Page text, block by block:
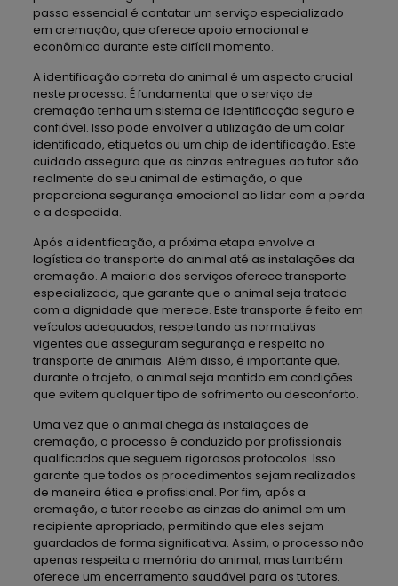
passo essencial é contatar um serviço especializado
em cremação, que oferece apoio emocional e
econômico durante este difícil momento.
A identificação correta do animal é um aspecto crucial
neste processo. É fundamental que o serviço de
cremação tenha um sistema de identificação seguro e
confiável. Isso pode envolver a utilização de um colar
identificado, etiquetas ou um chip de identificação. Este
cuidado assegura que as cinzas entregues ao tutor são
realmente do seu animal de estimação, o que
proporciona segurança emocional ao lidar com a perda
e a despedida.
Após a identificação, a próxima etapa envolve a
logística do transporte do animal até as instalações da
cremação. A maioria dos serviços oferece transporte
especializado, que garante que o animal seja tratado
com a dignidade que merece. Este transporte é feito em
veículos adequados, respeitando as normativas
vigentes que asseguram segurança e respeito no
transporte de animais. Além disso, é importante que,
durante o trajeto, o animal seja mantido em condições
que evitem qualquer tipo de sofrimento ou desconforto.
Uma vez que o animal chega às instalações de
cremação, o processo é conduzido por profissionais
qualificados que seguem rigorosos protocolos. Isso
garante que todos os procedimentos sejam realizados
de maneira ética e profissional. Por fim, após a
cremação, o tutor recebe as cinzas do animal em um
recipiente apropriado, permitindo que eles sejam
guardados de forma significativa. Assim, o processo não
apenas respeita a memória do animal, mas também
oferece um encerramento saudável para os tutores.